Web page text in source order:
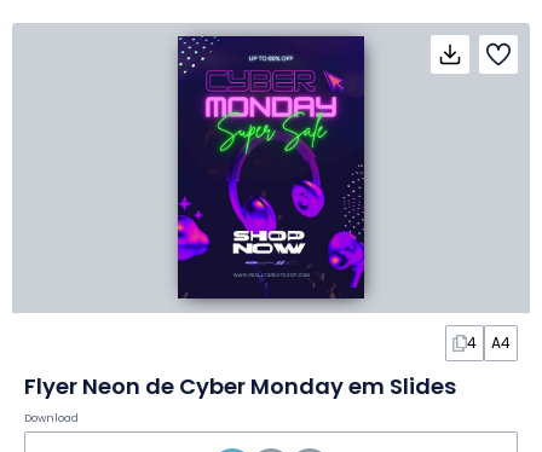
4 A4
Flyer Neon de Cyber Monday em Slides
Download